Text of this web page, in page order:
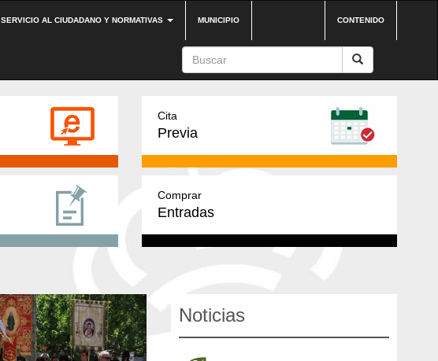
SERVICIO AL CIUDADANO Y NORMATIVAS MUNICIPIO CONTENIDO
Cita
Previa
Comprar
Entradas
Noticias